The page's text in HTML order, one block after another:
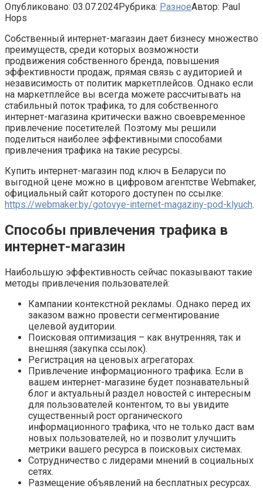
Опубликовано: 03.07.2024Рубрика: РазноеАвтор: Paul
Hops
Собственный интернет-магазин дает бизнесу множество
преимуществ, среди которых возможности
продвижения собственного бренда, повышения
эффективности продаж, прямая связь с аудиторией и
независимость от политик маркетплейсов. Однако если
на маркетплейсе вы всегда можете рассчитывать на
стабильный поток трафика, то для собственного
интернет-магазина критически важно своевременное
привлечение посетителей. Поэтому мы решили
поделиться наиболее эффективными способами
привлечения трафика на такие ресурсы.
Купить интернет-магазин под ключ в Беларуси по
выгодной цене можно в цифровом агентстве Webmaker,
официальный сайт которого доступен по ссылке:
https://webmaker.by/gotovye-internet-magaziny-pod-klyuch.
Способы привлечения трафика в
интернет-магазин
Наибольшую эффективность сейчас показывают такие
методы привлечения пользователей:
Кампании контекстной рекламы. Однако перед их
заказом важно провести сегментирование
целевой аудитории.
Поисковая оптимизация – как внутренняя, так и
внешняя (закупка ссылок).
Регистрация на ценовых агрегаторах.
Привлечение информационного трафика. Если в
вашем интернет-магазине будет познавательный
блог и актуальный раздел новостей с интересным
для пользователей контентом, то вы увидите
существенный рост органического
информационного трафика, что не только даст вам
новых пользователей, но и позволит улучшить
метрики вашего ресурса в поисковых системах.
Сотрудничество с лидерами мнений в социальных
сетях.
Размещение объявлений на бесплатных ресурсах.